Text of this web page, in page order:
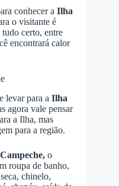
conhecer a Ilha
o visitante é
tudo certo, entre
encontrará calor
levar para a Ilha
agora vale pensar
a Ilha, mas
para a região.
o
roupa de banho,
chinelo,